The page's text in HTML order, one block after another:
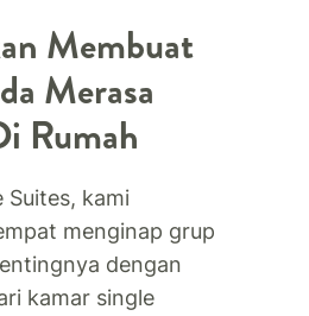
Membuat
Merasa
Rumah
Suites, kami
menginap grup
dengan
kamar single